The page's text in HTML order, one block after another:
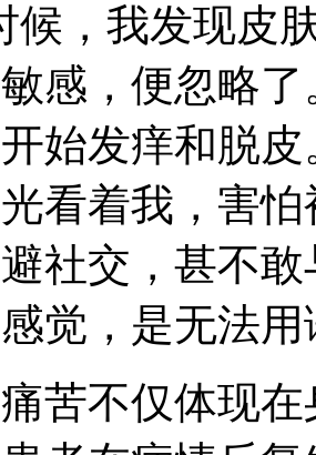
候，我发现皮
感，便忽略
始发痒和脱
看着我，害
社交，甚不
觉，是无法
苦不仅体现